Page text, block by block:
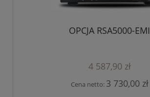
OPCJA RSA5000-EMI
4 587,90 zł
Cena netto: 3 730,00 zł